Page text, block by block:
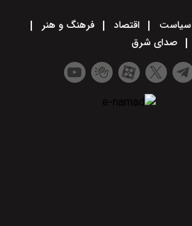
سیاست اقتصاد
فرهنگ و هنر
صدای شرق